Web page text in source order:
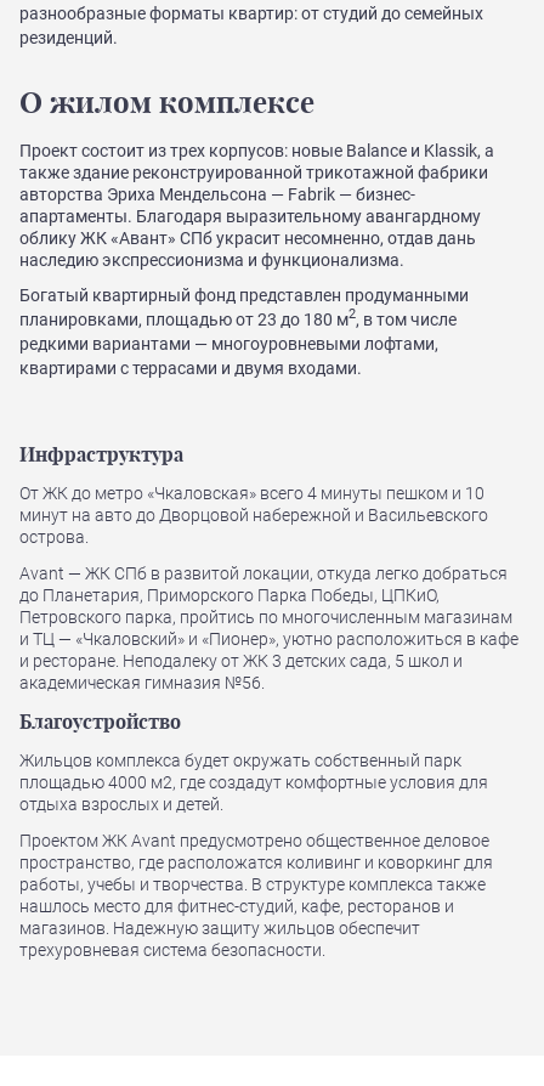
разнообразные форматы квартир: от студий до семейных
резиденций.
О жилом комплексе
Проект состоит из трех корпусов: новые Balance и Klassik, а
также здание реконструированной трикотажной фабрики
авторства Эриха Мендельсона — Fabrik — бизнес-
апартаменты. Благодаря выразительному авангардному
облику ЖК «Авант» СПб украсит несомненно, отдав дань
наследию экспрессионизма и функционализма.
Богатый квартирный фонд представлен продуманными
планировками, площадью от 23 до 180 м2, в том числе
редкими вариантами — многоуровневыми лофтами,
квартирами с террасами и двумя входами.
Инфраструктура
От ЖК до метро «Чкаловская» всего 4 минуты пешком и 10
минут на авто до Дворцовой набережной и Васильевского
острова.
Avant — ЖК СПб в развитой локации, откуда легко добраться
до Планетария, Приморского Парка Победы, ЦПКиО,
Петровского парка, пройтись по многочисленным магазинам
и ТЦ — «Чкаловский» и «Пионер», уютно расположиться в кафе
и ресторане. Неподалеку от ЖК 3 детских сада, 5 школ и
академическая гимназия №56.
Благоустройство
Жильцов комплекса будет окружать собственный парк
площадью 4000 м2, где создадут комфортные условия для
отдыха взрослых и детей.
Проектом ЖК Avant предусмотрено общественное деловое
пространство, где расположатся коливинг и коворкинг для
работы, учебы и творчества. В структуре комплекса также
нашлось место для фитнес-студий, кафе, ресторанов и
магазинов. Надежную защиту жильцов обеспечит
трехуровневая система безопасности.